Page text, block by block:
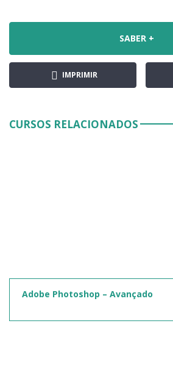
SABER +
IMPRIMIR
CURSOS RELACIONADOS
Adobe Photoshop – Avançado